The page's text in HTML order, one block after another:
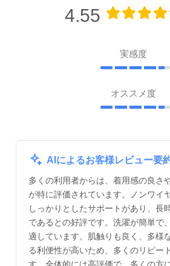
4.55
実感度
オススメ度
AIによるお客様レビュー要
多くの利用者からは、着用感の良さ
が特に評価されています。ノンワイ
しっかりとしたサポートがあり、長
であるとの好評です。洗濯が簡単で
適しています。肌触りも良く、多様
る利便性が高いため、多くのリピー
す。全体的には高評価で、多くの方